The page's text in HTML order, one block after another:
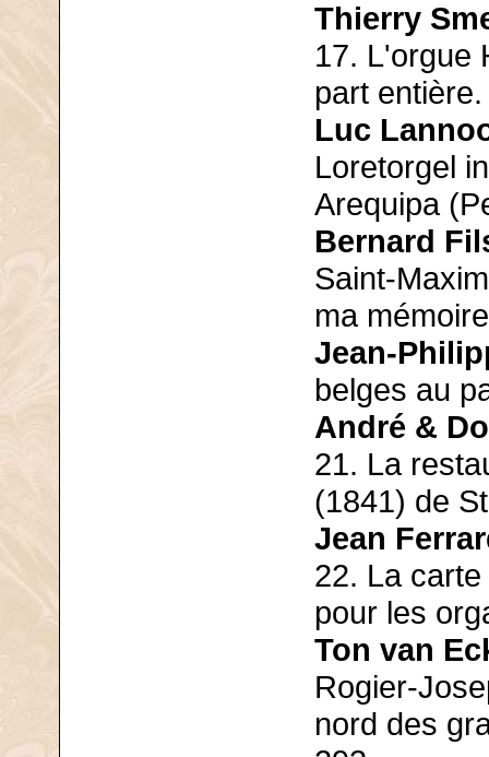
Thierry
17. L'orgue
part entière.
Luc
Loretorgel
Arequipa
Bernard
Saint-
ma
Jean-
belges au
André &
21. La
(1841) de
Jean
22. La
pour les
Ton van
Rogier-
nord des